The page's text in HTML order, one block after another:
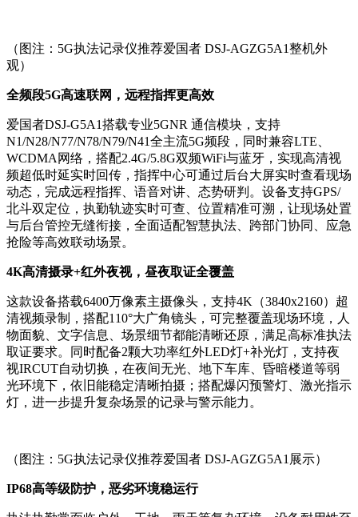
（图注：5G执法记录仪推荐爱国者 DSJ-AGZG5A1整机外
观）
全频段5G高速联网，远程指挥更高效
爱国者DSJ-G5A1搭载专业5GNR 通信模块，支持
N1/N28/N77/N78/N79/N41全主流5G频段，同时兼容LTE、
WCDMA网络，搭配2.4G/5.8G双频WiFi与蓝牙，实现高清视
频超低时延实时回传，指挥中心可通过后台大屏实时查看现场
动态，完成远程指挥、语音对讲、态势研判。设备支持GPS/
北斗双定位，执勤轨迹实时可查、位置精准可溯，让现场处置
与后台管控无缝衔接，全面适配智慧执法、跨部门协同、应急
抢险等高效联动场景。
4K高清摄录+红外夜视，昼夜取证全覆盖
这款设备搭载6400万像素主摄像头，支持4K（3840x2160）超
清视频录制，搭配110°大广角镜头，可完整覆盖现场环境，人
物面貌、文字信息、场景细节都能清晰还原，满足高标准执法
取证要求。同时配备2颗大功率红外LED灯+补光灯，支持夜
视IRCUT自动切换，在夜间无光、地下车库、昏暗楼道等弱
光环境下，依旧能稳定清晰拍摄；搭配爆闪预警灯、激光指示
灯，进一步提升复杂场景的记录与警示能力。
（图注：5G执法记录仪推荐爱国者 DSJ-AGZG5A1展示）
IP68高等级防护，恶劣环境稳运行